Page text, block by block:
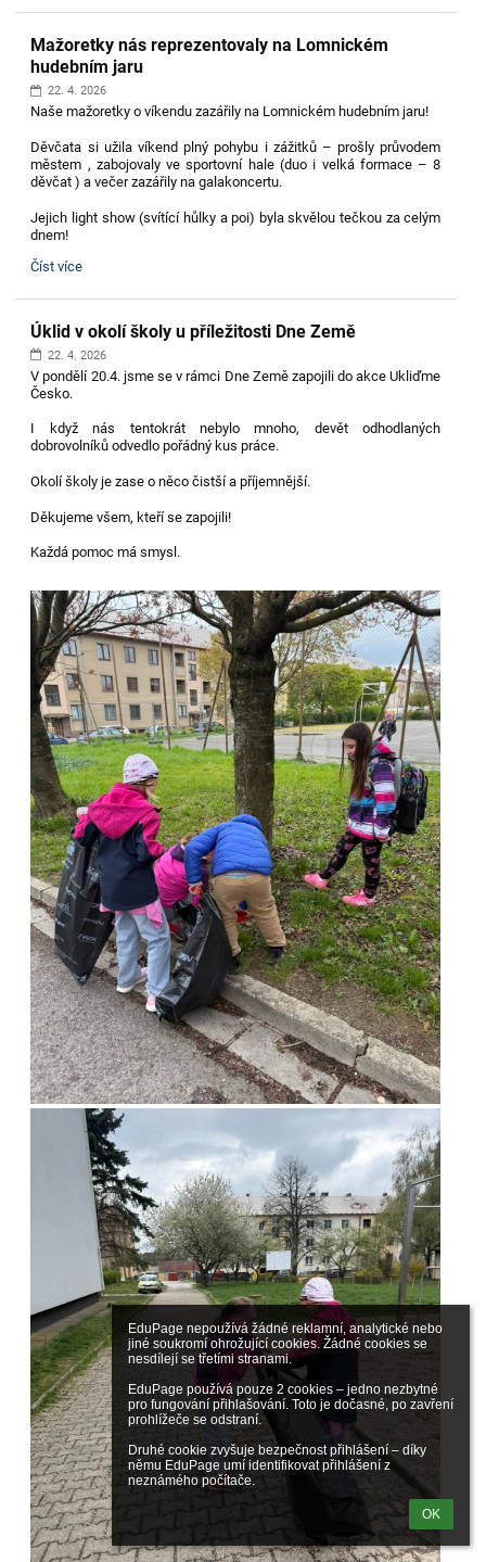
EduPage nepoužívá žádné reklamní, analytické nebo
jiné soukromí ohrožující cookies. Žádné cookies se
nesdílejí se třetími stranami.
EduPage používá pouze 2 cookies – jedno nezbytné
pro fungování přihlašování. Toto je dočasné, po zavření
prohlížeče se odstraní.
Druhé cookie zvyšuje bezpečnost přihlášení – díky
němu EduPage umí identifikovat přihlášení z
neznámého počítače.
OK
Pojďte
k
nám!:
Mažoretky nás reprezentovaly na Lomnickém
hudebním jaru
22. 4. 2026
Naše mažoretky o víkendu zazářily na Lomnickém hudebním jaru!
Děvčata si užila víkend plný pohybu i zážitků – prošly průvodem
městem , zabojovaly ve sportovní hale (duo i velká formace – 8
děvčat ) a večer zazářily na galakoncertu.
Jejich light show (svítící hůlky a poi) byla skvělou tečkou za celým
dnem!
Mažoretky
reprezentovaly
Lomnickém
hudebním
jaru:
Číst více
Úklid v okolí školy u příležitosti Dne Země
22. 4. 2026
V pondělí 20.4. jsme se v rámci Dne Země zapojili do akce Ukliďme
Česko.
I když nás tentokrát nebylo mnoho, devět odhodlaných
dobrovolníků odvedlo pořádný kus práce.
Okolí školy je zase o něco čistší a příjemnější.
Děkujeme všem, kteří se zapojili!
Každá pomoc má smysl.